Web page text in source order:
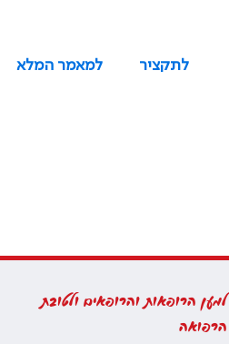
לתקציר
למאמר המלא
למען הרופאות והרופאים ולטובת
הרפואה